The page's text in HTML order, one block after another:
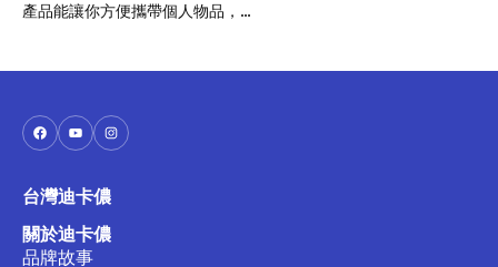
產品能讓你方便攜帶個人物品，也
台灣迪卡儂
關於迪卡儂
品牌故事